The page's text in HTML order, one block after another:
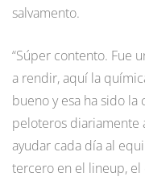
salvamento.
“Súper contento. Fue
a rendir, aquí la
bueno y esa ha sido la
peloteros diariamente
ayudar cada día al
tercero en el lineup, el